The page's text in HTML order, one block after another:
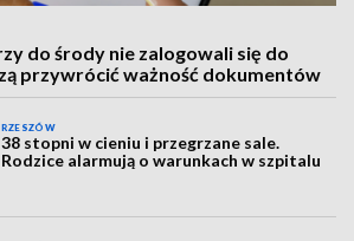
do środy nie zalogowali się do
przywrócić ważność dokumentów
RZESZÓW
38 stopni w cieniu i przegrzane sale.
Rodzice alarmują o warunkach w szpitalu